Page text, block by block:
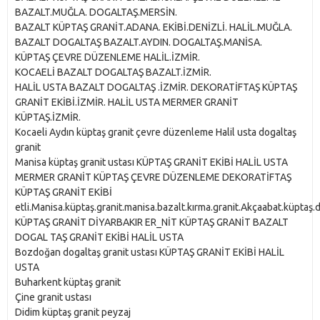
BAZALT.MUĞLA. DOGALTAŞ.MERSİN.
BAZALT KÜPTAŞ GRANİT.ADANA. EKİBİ.DENİZLİ. HALİL.MUĞLA.
BAZALT DOGALTAŞ BAZALT.AYDIN. DOGALTAŞ.MANİSA.
KÜPTAŞ ÇEVRE DÜZENLEME HALİL.İZMİR.
KOCAELİ BAZALT DOGALTAŞ BAZALT.İZMİR.
HALİL USTA BAZALT DOGALTAŞ .İZMİR. DEKORATİFTAŞ KÜPTAŞ
GRANİT EKİBİ.İZMİR. HALİL USTA MERMER GRANİT
KÜPTAŞ.İZMİR.
Kocaeli Aydın küptaş granit çevre düzenleme Halil usta dogaltaş
granit
Manisa küptaş granit ustası KÜPTAŞ GRANİT EKİBİ HALİL USTA
MERMER GRANİT KÜPTAŞ ÇEVRE DÜZENLEME DEKORATİFTAŞ
KÜPTAŞ GRANİT EKİBİ
KÜPTAŞ GRANİT DİYARBAKIR ER_NİT KÜPTAŞ GRANİT BAZALT
DOGAL TAŞ GRANİT EKİBİ HALİL USTA
Bozdoğan dogaltaş granit ustası KÜPTAŞ GRANİT EKİBİ HALİL
USTA
Buharkent küptaş granit
Çine granit ustası
Didim küptaş granit peyzaj